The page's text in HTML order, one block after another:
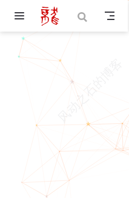
Skip to main content